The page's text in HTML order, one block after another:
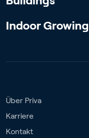
Indoor Growing
Über Priva
Karriere
Kontakt